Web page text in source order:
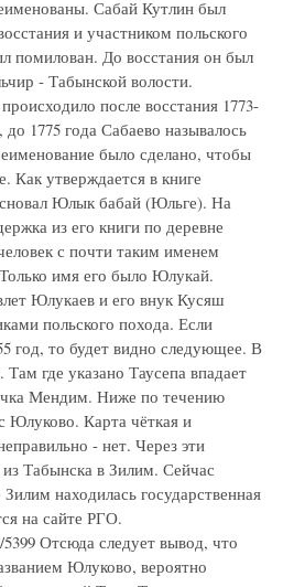
Сабай Кутлин был
и участником польского
помилован. До восстания он был
- Табынской волости.
после восстания 1773-
до 1775 года Сабаево называлось
было сделано, чтобы
Как утверждается в книге
Юлык бабай (Юльге). На
из его книги по деревне
с почти таким именем
имя его было Юлукай.
Юлукаев и его внук Кусяш
польского похода. Если
год, то будет видно следующее. В
где указано Таусепа впадает
Мендим. Ниже по течению
Юлуково. Карта чёткая и
- нет. Через эти
Табынска в Зилим. Сейчас
находилась государственная
на сайте РГО.
Отсюда следует вывод, что
Юлуково, вероятно